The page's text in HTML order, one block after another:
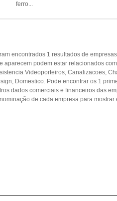
ferro...
encontrados 1 resultados de
aparecem podem estar relacionados
Videoporteiros, Canalizacoes,
Domestico. Pode encontrar os 1
dados comerciais e financeiros das
de cada empresa para mostrar